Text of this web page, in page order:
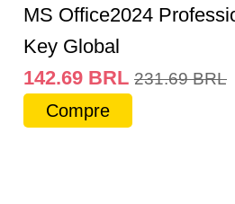
MS Office2024
Key Global
142.69 BRL 231.69 BRL
Compre